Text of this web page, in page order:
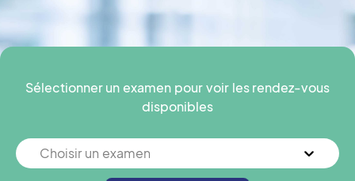
Sélectionner un examen pour voir les rendez-vous
disponibles
Choisir un examen